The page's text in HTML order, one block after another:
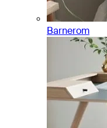
Barnerom